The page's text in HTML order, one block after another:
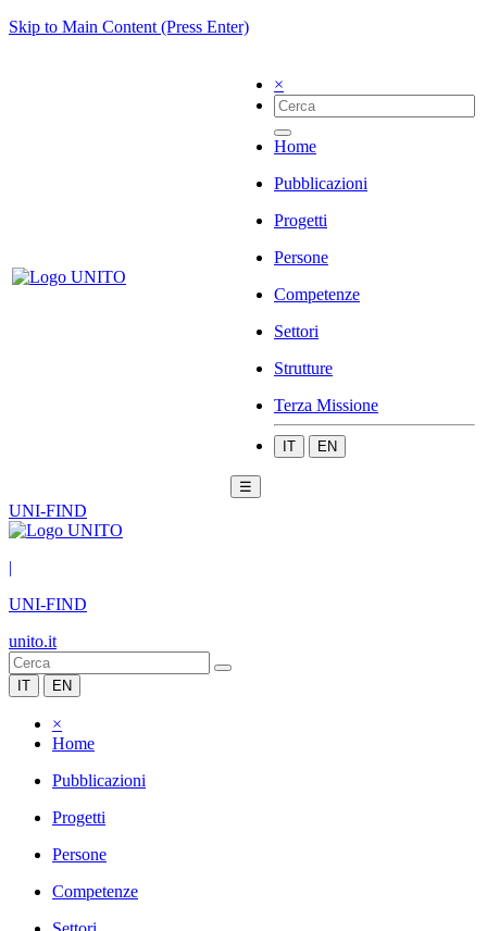
Skip to Main Content (Press Enter)
×
Home
Pubblicazioni
Progetti
Persone
Competenze
Settori
Strutture
Terza Missione
IT EN
☰
UNI-FIND
|
UNI-FIND
unito.it
IT EN
×
Home
Pubblicazioni
Progetti
Persone
Competenze